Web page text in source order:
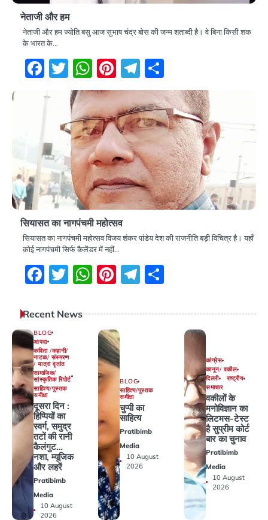
नेताजी और हम
नेताजी और हम ज्योति बसु आज सुभाष चंद्र बोस की जन्म शताब्दी है। वे बिना किसी शक
के भारत के…
Facebook
Twitter
WhatsApp
Pinterest
Telegram
सियासत का नागपंचमी महोत्सव
सियासत का नागपंचमी महोत्सव विजय शंकर पांडेय देश की राजनीति बड़ी विचित्र है। यहाँ
कोई नागपंचमी सिर्फ कैलेंडर में नहीं…
Facebook
Twitter
WhatsApp
Pinterest
Telegram
Recent News
BLOG
आपदा
कविता /कहानी/
नाटक/ संस्मरण
/ यात्रा वृतांत
सामाजिक/
सांस्कृतिक रिपोर्ट
साहित्य/पुस्तक
समीक्षा
दूसरा दिन :
हिप्पियों का
स्वर्ग, समुद्र
तटों की रानी
कैलंगुट…
नशा, म्यूजिक
और लहरें
Pratibimb
Media
10 August
2026
BLOG
साहित्य/पुस्तक
समीक्षा
चुप्पी का
साहित्य
Pratibimb
Media
10 August
2026
कांग्रेस
कानून/ वकील
दिल्ली
राष्ट्रीय
समाचार
वकीलों के
मनोविज्ञान का
लिटमस-टेस्‍ट
है सुप्रीम कोर्ट
बार का चुनाव
Pratibimb
Media
10 August
2026